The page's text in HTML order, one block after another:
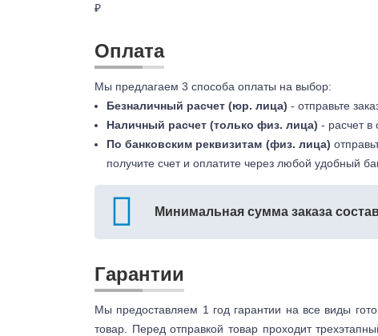
₽
Оплата
Мы предлагаем 3 способа оплаты на выбор:
Безналичный расчет (юр. лица) - отправьте
Наличный расчет (только физ. лица) - расчет в
По банковским реквизитам (физ. лица)
получите счет и оплатите через любой удобный
Минимальная сумма заказа
Гарантии
Мы предоставляем 1 год гарантии на все виды
товар. Перед отправкой товар проходит